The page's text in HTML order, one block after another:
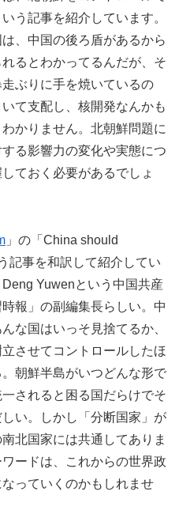
う記事を紹介しています。
、中国の後ろ盾があるから
るとわかってるんだが、そ
ぶりに手を焼いているの
て支配し、核開発なんかも
かりません。北朝鮮問題に
る影響力の変化や実態につ
ておく必要があるでしょ
」の「China should
記事を和訳して紹介してい
Yuwenという中国共産
報」の副編集長らしい。中
な国はいっそ見捨てるか、
させてコントロールしたほ
朝鮮半島がいつどんな形で
されると困る国だらけでそ
い。しかし「分断国家」が
北国家には共通してありま
ードは、これからの世界政
っていくのかもしれませ